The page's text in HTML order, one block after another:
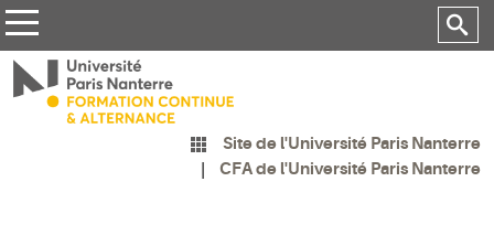
Site de l'Université Paris Nanterre
CFA de l'Université Paris Nanterre